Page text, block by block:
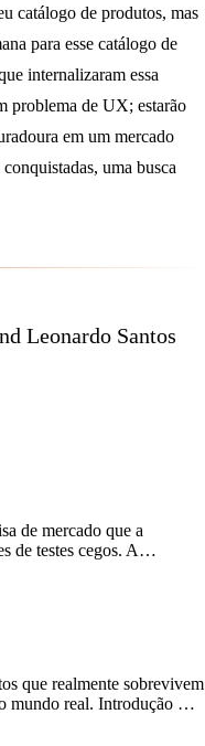
catálogo de produtos, mas
para esse catálogo de
internalizaram essa
problema de UX; estarão
em um mercado
uma busca
Leonardo Santos
de mercado que a
de testes cegos. A
que realmente sobrevivem
mundo real. Introdução —